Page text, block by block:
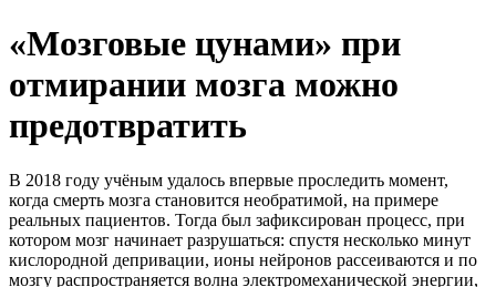
«Мозговые цунами» при
отмирании мозга можно
предотвратить
В 2018 году учёным удалось впервые проследить момент,
когда смерть мозга становится необратимой, на примере
реальных пациентов. Тогда был зафиксирован процесс, при
котором мозг начинает разрушаться: спустя несколько минут
кислородной депривации, ионы нейронов рассеиваются и по
мозгу распространяется волна электромеханической энергии,